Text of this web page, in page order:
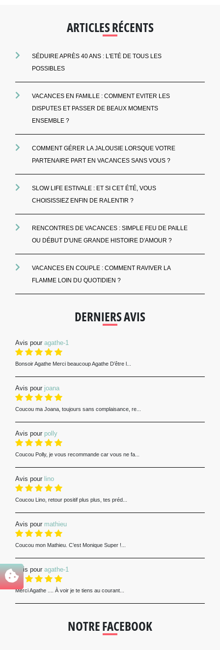
ARTICLES RÉCENTS
SÉDUIRE APRÈS 40 ANS : L'ETÉ DE TOUS LES
POSSIBLES
VACANCES EN FAMILLE : COMMENT EVITER LES
DISPUTES ET PASSER DE BEAUX MOMENTS
ENSEMBLE ?
COMMENT GÉRER LA JALOUSIE LORSQUE VOTRE
PARTENAIRE PART EN VACANCES SANS VOUS ?
SLOW LIFE ESTIVALE : ET SI CET ÉTÉ, VOUS
CHOISISSIEZ ENFIN DE RALENTIR ?
RENCONTRES DE VACANCES : SIMPLE FEU DE PAILLE
OU DÉBUT D'UNE GRANDE HISTOIRE D'AMOUR ?
VACANCES EN COUPLE : COMMENT RAVIVER LA
FLAMME LOIN DU QUOTIDIEN ?
DERNIERS AVIS
Avis pour agathe-1
Bonsoir Agathe Merci beaucoup Agathe D’être l...
Avis pour joana
Coucou ma Joana, toujours sans complaisance, re...
Avis pour polly
Coucou Polly, je vous recommande car vous ne fa...
Avis pour lino
Coucou Lino, retour positif plus plus, tes préd...
Avis pour mathieu
Coucou mon Mathieu. C’est Monique Super !...
Avis pour agathe-1
Merci Agathe .... À voir je te tiens au courant...
NOTRE FACEBOOK